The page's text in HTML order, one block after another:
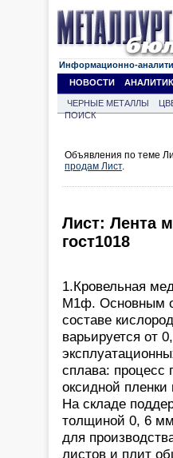
Информационно-
НОВОСТИ
ЧЕРНЫЕ МЕТАЛЛЫ
ПОИСК
Объявления по теме
продам Лист.
Лист: Лента
гост1018
1.Кровельная
М1ф. Основным
составе
варьируется от
сплава: процесс
оксидной
На складе
толщиной 0, 6
для
листов и плит